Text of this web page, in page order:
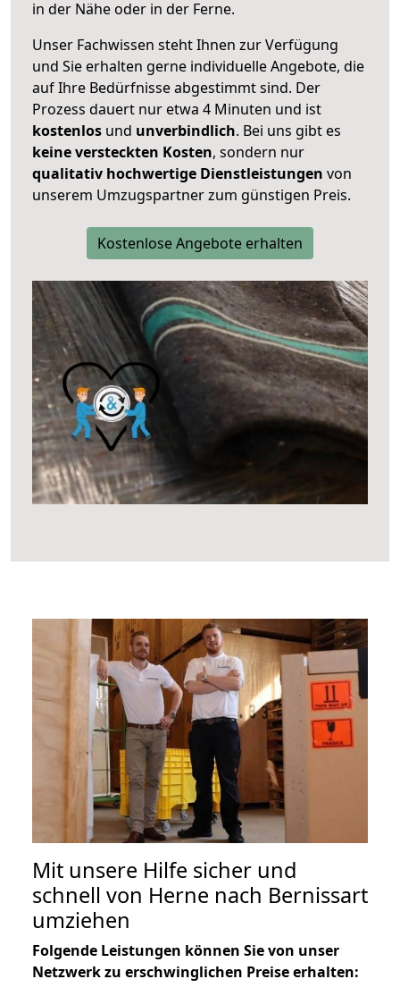
in der Nähe oder in der Ferne.
Unser Fachwissen steht Ihnen zur Verfügung
und Sie erhalten gerne individuelle Angebote, die
auf Ihre Bedürfnisse abgestimmt sind. Der
Prozess dauert nur etwa 4 Minuten und ist
kostenlos und unverbindlich. Bei uns gibt es
keine versteckten Kosten, sondern nur
qualitativ hochwertige Dienstleistungen von
unserem Umzugspartner zum günstigen Preis.
Kostenlose Angebote erhalten
Mit unsere Hilfe sicher und
schnell von Herne nach Bernissart
umziehen
Folgende Leistungen können Sie von unser
Netzwerk zu erschwinglichen Preise erhalten: